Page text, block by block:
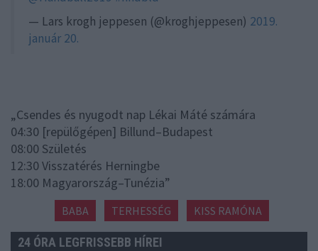
— Lars krogh jeppesen (@kroghjeppesen) 2019.
január 20.
„Csendes és nyugodt nap Lékai Máté számára
04:30 [repülőgépen] Billund–Budapest
08:00 Születés
12:30 Visszatérés Herningbe
18:00 Magyarország–Tunézia”
BABA TERHESSÉG KISS RAMÓNA
24 ÓRA LEGFRISSEBB HÍREI